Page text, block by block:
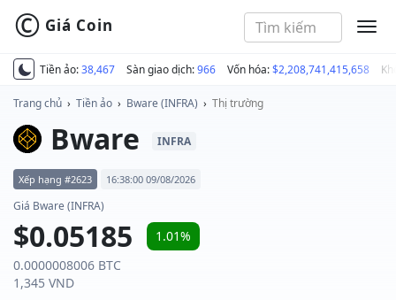
Tiền ảo:38,467 Sàn giao dịch:966 Vốn hóa:$2,208,741,415,658
© Giá Coin
Trang chủ › Tiền ảo › Bware (INFRA) › Thị trường
Bware INFRA
Xếp hạng #2623 16:38:00 09/08/2026
Giá Bware (INFRA)
$0.05185
1.01%
0.0000008006 BTC
1,345 VND